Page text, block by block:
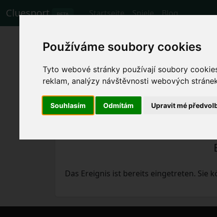
Používáme soubory cookies
Tyto webové stránky používají soubory
reklam, analýzy návštěvnosti webových
Souhlasím Odmítám Upravit mé
Cluesport BETA Startseite Spiele Blog
Das beste
gegen {$a-
Das Ereignis ist bereits eingetreten. Sie